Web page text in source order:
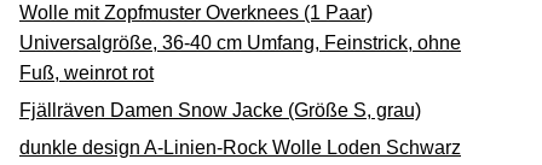
Wolle mit Zopfmuster Overknees (1 Paar)
Universalgröße, 36-40 cm Umfang, Feinstrick, ohne
Fuß, weinrot rot
Fjällräven Damen Snow Jacke (Größe S, grau)
dunkle design A-Linien-Rock Wolle Loden Schwarz